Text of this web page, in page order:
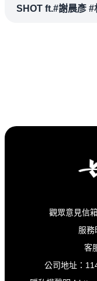
SHOT ft.#謝晨彥
觀眾意見信
服務
客
公司地址：